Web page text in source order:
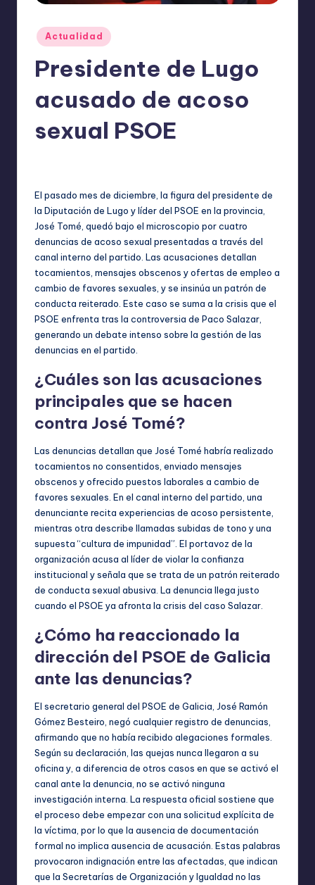
Publicado
en
Actualidad
Presidente de Lugo
acusado de acoso
sexual PSOE
El pasado mes de diciembre, la figura del presidente de
la Diputación de Lugo y líder del PSOE en la provincia,
José Tomé, quedó bajo el microscopio por cuatro
denuncias de acoso sexual presentadas a través del
canal interno del partido. Las acusaciones detallan
tocamientos, mensajes obscenos y ofertas de empleo a
cambio de favores sexuales, y se insinúa un patrón de
conducta reiterado. Este caso se suma a la crisis que el
PSOE enfrenta tras la controversia de Paco Salazar,
generando un debate intenso sobre la gestión de las
denuncias en el partido.
¿Cuáles son las acusaciones
principales que se hacen
contra José Tomé?
Las denuncias detallan que José Tomé habría realizado
tocamientos no consentidos, enviado mensajes
obscenos y ofrecido puestos laborales a cambio de
favores sexuales. En el canal interno del partido, una
denunciante recita experiencias de acoso persistente,
mientras otra describe llamadas subidas de tono y una
supuesta “cultura de impunidad”. El portavoz de la
organización acusa al líder de violar la confianza
institucional y señala que se trata de un patrón reiterado
de conducta sexual abusiva. La denuncia llega justo
cuando el PSOE ya afronta la crisis del caso Salazar.
¿Cómo ha reaccionado la
dirección del PSOE de Galicia
ante las denuncias?
El secretario general del PSOE de Galicia, José Ramón
Gómez Besteiro, negó cualquier registro de denuncias,
afirmando que no había recibido alegaciones formales.
Según su declaración, las quejas nunca llegaron a su
oficina y, a diferencia de otros casos en que se activó el
canal ante la denuncia, no se activó ninguna
investigación interna. La respuesta oficial sostiene que
el proceso debe empezar con una solicitud explícita de
la víctima, por lo que la ausencia de documentación
formal no implica ausencia de acusación. Estas palabras
provocaron indignación entre las afectadas, que indican
que la Secretarías de Organización y Igualdad no las